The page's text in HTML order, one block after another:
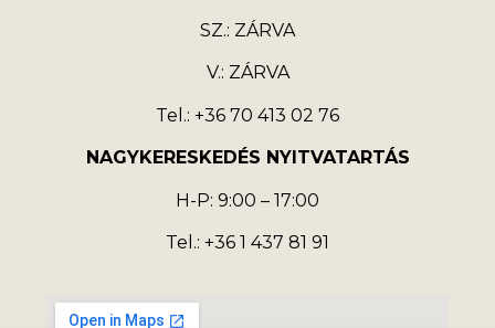
SZ.: ZÁRVA
V.: ZÁRVA
Tel.: +36 70 413 02 76
NAGYKERESKEDÉS NYITVATARTÁS
H-P: 9:00 – 17:00
Tel.: +36 1 437 81 91